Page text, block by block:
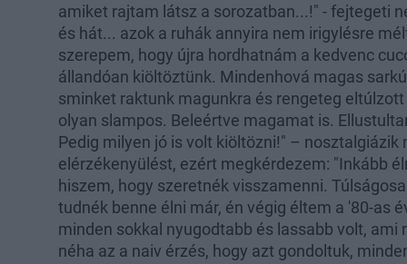
amiket rajtam látsz a sorozatban...!" - fejtegeti
és hát... azok a ruhák annyira nem irigylésre
szerepem, hogy újra hordhatnám a kedvenc
állandóan kiöltöztünk. Mindenhová magas
sminket raktunk magunkra és rengeteg
olyan slampos. Beleértve magamat is.
Pedig milyen jó is volt kiöltözni!" – nosztalgiázik
elérzékenyülést, ezért megkérdezem: "Inkább
hiszem, hogy szeretnék visszamenni.
tudnék benne élni már, én végig éltem a '80-as
minden sokkal nyugodtabb és lassabb volt, ami
néha az a naiv érzés, hogy azt gondoltuk,